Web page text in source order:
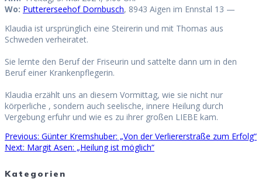
Wo: Puttererseehof Dornbusch, 8943 Aigen im Ennstal 13 —
Klaudia ist ursprünglich eine Steirerin und mit Thomas aus
Schweden verheiratet.
Sie lernte den Beruf der Friseurin und sattelte dann um in den
Beruf einer Krankenpflegerin.
Klaudia erzählt uns an diesem Vormittag, wie sie nicht nur
körperliche , sondern auch seelische, innere Heilung durch
Vergebung erfuhr und wie es zu ihrer großen LIEBE kam.
Beitragsnavigation
Previous: Previous
post:
Günter Kremshuber: „Von der Verliererstraße zum Erfolg“
Next: Next
Margit Asen: „Heilung ist möglich“
Kategorien